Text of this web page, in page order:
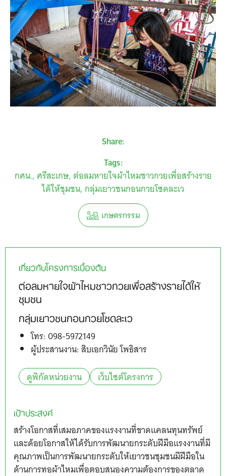
Share:
Tags:
กศน. ศรีสะเกษ ต่อลมหายใจผ้าไหมชาวกวยเพื่อสร้างราย
ได้ให้ชุมชน กลุ่มเยาวชนกอนกวยโซดละเว
เกษตรกรรม
เกี่ยวกับโครงการเบื้องต้น
ต่อลมหายใจผ้าไหมชาวกวยเพื่อสร้างรายได้ให้
ชุมชน
กลุ่มเยาวชนกอนกวยโซดละเว
โทร: 098-5972149
ผู้ประสานงาน: สิบเอกวินัย โพธิสาร
ดูพิกัดหน่วยงาน
เว็บไซต์โครงการ
เป้าประสงค์
สร้างโอกาสที่เสมอภาคของแรงงานที่ขาดแคลนทุนทรัพย์
และด้อยโอกาสให้ได้รับการพัฒนายกระดับฝีมือแรงงานที่มี
คุณภาพเป็นการพัฒนายกระดับให้เยาวชนชุมชนมีฝีมือใน
ด้านการทอผ้าไหมเพื่อตอบสนองความต้องการของตลาด